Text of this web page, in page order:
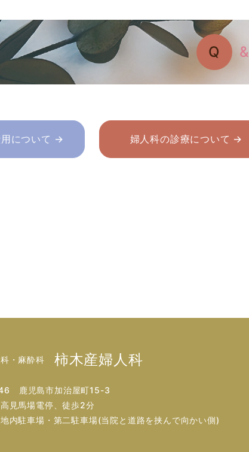
Q &
について → 婦人科の診療について →
・麻酔科 柿木産婦人科
鹿児島市加治屋町15-3
見馬場電停、徒歩2分
内駐車場・第二駐車場(当院と道路を挟んで向かい側)